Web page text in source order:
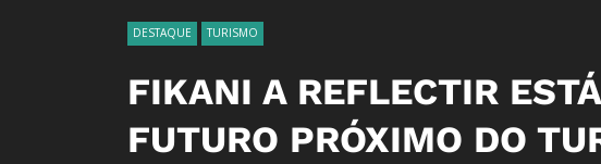
DESTAQUE TURISMO
FIKANI A REFLECTIR
FUTURO PRÓXIMO DO